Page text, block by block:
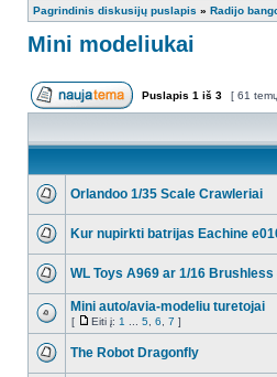
Pagrindinis diskusijų puslapis » Radijo
Mini modeliukai
Puslapis 1 iš 3 [ 61
Orlandoo 1/35 Scale Crawleriai
Kur nupirkti batrijas Eachine
WL Toys A969 ar 1/16
Mini auto/avia-modeliu turetojai
[ Eiti į: 1 5 6 7 ]
The Robot Dragonfly